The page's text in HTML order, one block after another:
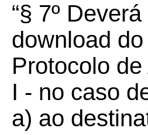
“§ 7º
download
Protocolo
I - no caso
a) ao